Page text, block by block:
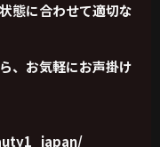
態に合わせて適切な
、お気軽にお声掛け